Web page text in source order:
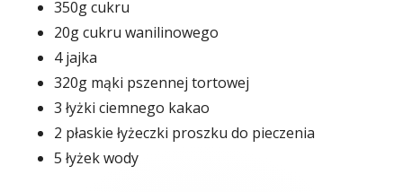
350g cukru
20g cukru wanilinowego
4 jajka
320g mąki pszennej tortowej
3 łyżki ciemnego kakao
2 płaskie łyżeczki proszku do pieczenia
5 łyżek wody